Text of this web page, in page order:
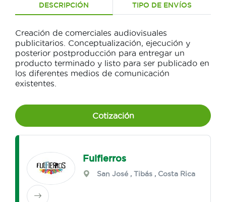
DESCRIPCIÓN TIPO DE ENVÍOS
Creación de comerciales audiovisuales
publicitarios. Conceptualización, ejecución y
posterior postproducción para entregar un
producto terminado y listo para ser publicado en
los diferentes medios de comunicación
existentes.
Cotización
Fulfierros
San José ,Tibás , Costa Rica